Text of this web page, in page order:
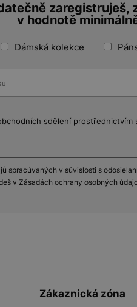
zaregistruješ,
v hodnotě
Dámská kolekce
sdělení
spracúvaných v súvislosti s
v Zásadách ochrany osobných
Zákaznická zóna